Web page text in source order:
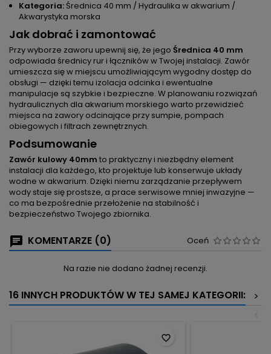
Kategoria: Średnica 40 mm / Hydraulika w akwarium /
Akwarystyka morska
Jak dobrać i zamontować
Przy wyborze zaworu upewnij się, że jego Średnica 40 mm
odpowiada średnicy rur i łączników w Twojej instalacji. Zawór
umieszcza się w miejscu umożliwiającym wygodny dostęp do
obsługi — dzięki temu izolacja odcinka i ewentualne
manipulacje są szybkie i bezpieczne. W planowaniu rozwiązań
hydraulicznych dla akwarium morskiego warto przewidzieć
miejsca na zawory odcinające przy sumpie, pompach
obiegowych i filtrach zewnętrznych.
Podsumowanie
Zawór kulowy 40mm to praktyczny i niezbędny element
instalacji dla każdego, kto projektuje lub konserwuje układy
wodne w akwarium. Dzięki niemu zarządzanie przepływem
wody staje się prostsze, a prace serwisowe mniej inwazyjne —
co ma bezpośrednie przełożenie na stabilność i
bezpieczeństwo Twojego zbiornika.
KOMENTARZE (0) Oceń
Na razie nie dodano żadnej recenzji.
16 INNYCH PRODUKTÓW W TEJ SAMEJ KATEGORII:
>
<
favorite_border